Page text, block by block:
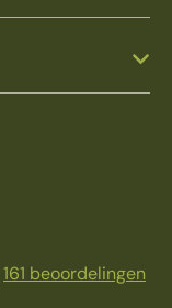
161 beoordelingen